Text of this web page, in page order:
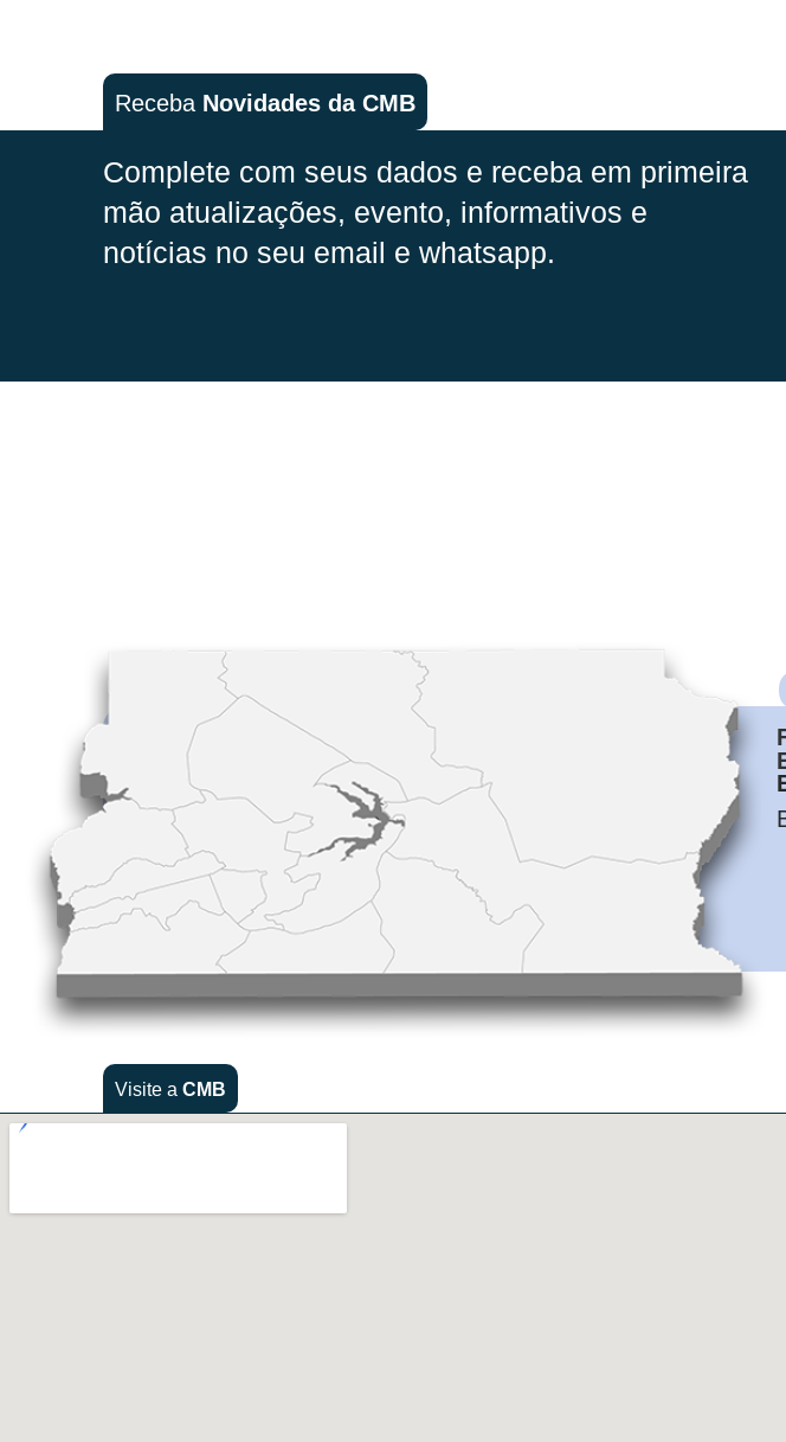
Receba Novidades da CMB
Complete com seus dados e receba em primeira
mão atualizações, evento, informativos e
notícias no seu email e whatsapp.
Visite a CMB